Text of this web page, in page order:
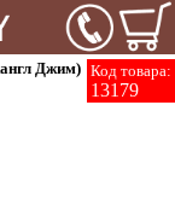
Код товара:
13179
Джим)